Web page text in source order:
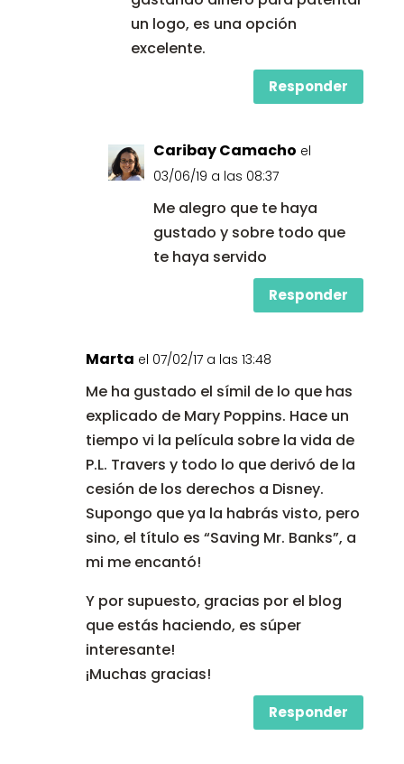
un logo, es una opción
excelente.
Responder
Caribay Camacho el
03/06/19 a las 08:37
Me alegro que te haya
gustado y sobre todo que
te haya servido
Responder
Marta el 07/02/17 a las 13:48
Me ha gustado el símil de lo que has
explicado de Mary Poppins. Hace un
tiempo vi la película sobre la vida de
P.L. Travers y todo lo que derivó de la
cesión de los derechos a Disney.
Supongo que ya la habrás visto, pero
sino, el título es “Saving Mr. Banks”, a
mi me encantó!
Y por supuesto, gracias por el blog
que estás haciendo, es súper
interesante!
¡Muchas gracias!
Responder